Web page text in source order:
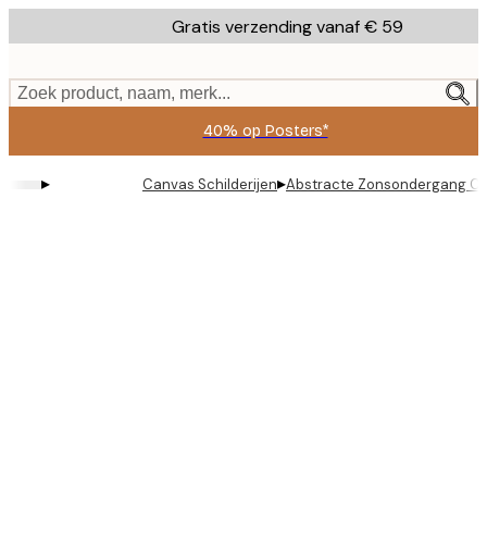
to
content.
Gratis verzending vanaf € 59
Zoek product, naam, merk...
40% op Posters*
▸ Canvas Schilderijen▸Abstracte Zonsondergang